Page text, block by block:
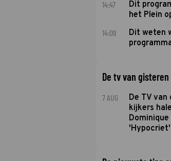
14:47
Dit
het Plein
14:09
Dit weten
De tv van gisteren
7 AUG
De TV
kijkers
'Hypocriet'